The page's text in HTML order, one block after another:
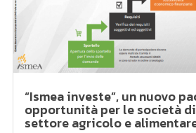
“Ismea investe”, un nuovo
opportunità per le società
settore agricolo e